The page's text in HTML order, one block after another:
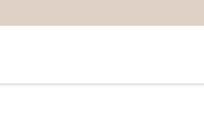
als für einen schmalen.